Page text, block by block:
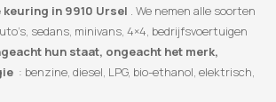
in 9910 Ursel . We nemen alle soorten
sedans, minivans, 4×4, bedrijfsvoertuigen
hun staat, ongeacht het merk,
: benzine, diesel, LPG, bio-ethanol, elektrisch,